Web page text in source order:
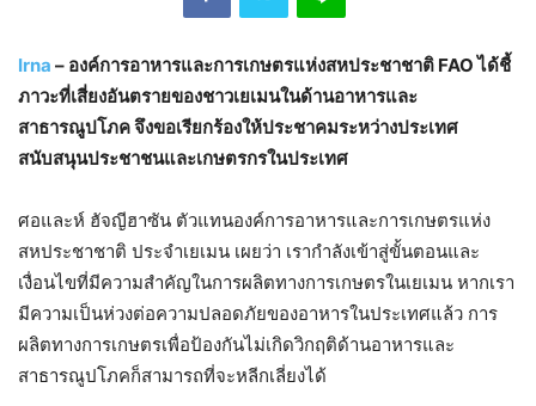
Irna – องค์การอาหารและการเกษตรแห่งสหประชาชาติ FAO ได้ชี้
ภาวะที่เสี่ยงอันตรายของชาวเยเมนในด้านอาหารและ
สาธารณูปโภค จึงขอเรียกร้องให้ประชาคมระหว่างประเทศ
สนับสนุนประชาชนและเกษตรกรในประเทศ
ศอและห์ ฮัจญีฮาซัน ตัวแทนองค์การอาหารและการเกษตรแห่ง
สหประชาชาติ ประจำเยเมน เผยว่า เรากำลังเข้าสู่ขั้นตอนและ
เงื่อนไขที่มีความสำคัญในการผลิตทางการเกษตรในเยเมน หากเรา
มีความเป็นห่วงต่อความปลอดภัยของอาหารในประเทศแล้ว การ
ผลิตทางการเกษตรเพื่อป้องกันไม่เกิดวิกฤติด้านอาหารและ
สาธารณูปโภคก็สามารถที่จะหลีกเลี่ยงได้